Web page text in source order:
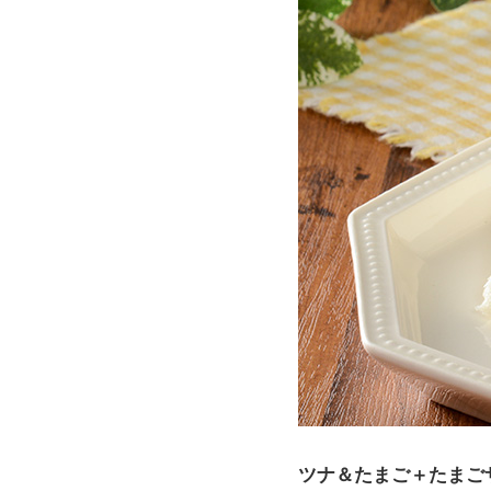
ツナ＆たまご＋たまご